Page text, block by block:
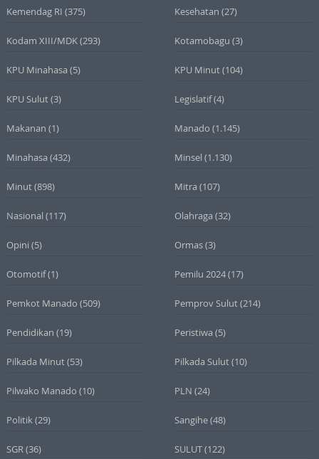
Kemendag RI (375) Kesehatan (27)
Kodam XIII/MDK(293) Kotamobagu (3)
KPU Minahasa (5) KPU Minut(104)
KPU Sulut(3) Legislatif(4)
Makanan (1) Manado (1.145)
Minahasa (432) Minsel (1.130)
Minut(898) Mitra (107)
Nasional (117) Olahraga (32)
Opini (5) Ormas(3)
Otomotif(1) Pemilu 2024(17)
Pemkot Manado (509) Pemprov Sulut(214)
Pendidikan (19) Peristiwa (5)
Pilkada Minut(53) Pilkada Sulut(10)
Pilwako Manado (10) PLN (24)
Politik(29) Sangihe(48)
SGR(36) SULUT(122)